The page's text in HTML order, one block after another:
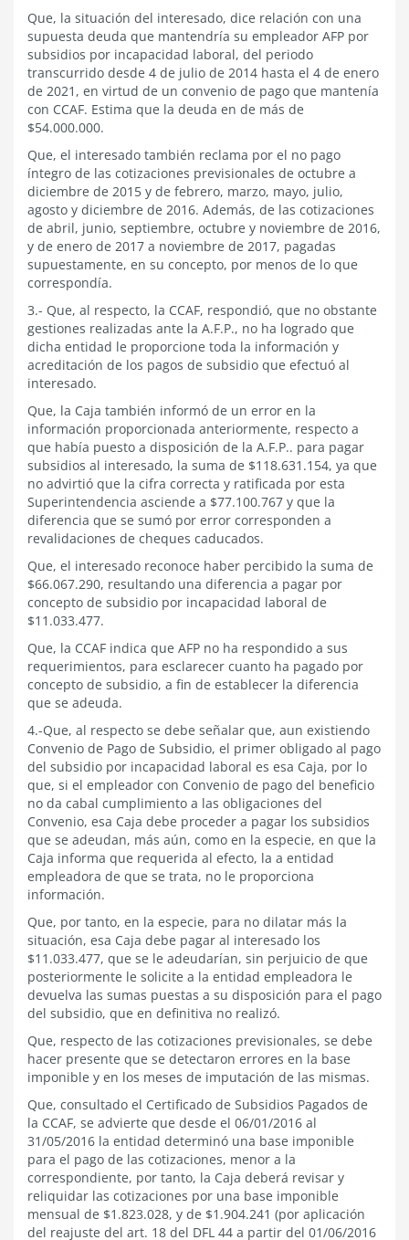
Que, la situación del interesado, dice relación con una
supuesta deuda que mantendría su empleador AFP por
subsidios por incapacidad laboral, del periodo
transcurrido desde 4 de julio de 2014 hasta el 4 de enero
de 2021, en virtud de un convenio de pago que mantenía
con CCAF. Estima que la deuda en de más de
$54.000.000.
Que, el interesado también reclama por el no pago
íntegro de las cotizaciones previsionales de octubre a
diciembre de 2015 y de febrero, marzo, mayo, julio,
agosto y diciembre de 2016. Además, de las cotizaciones
de abril, junio, septiembre, octubre y noviembre de 2016,
y de enero de 2017 a noviembre de 2017, pagadas
supuestamente, en su concepto, por menos de lo que
correspondía.
3.- Que, al respecto, la CCAF, respondió, que no obstante
gestiones realizadas ante la A.F.P., no ha logrado que
dicha entidad le proporcione toda la información y
acreditación de los pagos de subsidio que efectuó al
interesado.
Que, la Caja también informó de un error en la
información proporcionada anteriormente, respecto a
que había puesto a disposición de la A.F.P.. para pagar
subsidios al interesado, la suma de $118.631.154, ya que
no advirtió que la cifra correcta y ratificada por esta
Superintendencia asciende a $77.100.767 y que la
diferencia que se sumó por error corresponden a
revalidaciones de cheques caducados.
Que, el interesado reconoce haber percibido la suma de
$66.067.290, resultando una diferencia a pagar por
concepto de subsidio por incapacidad laboral de
$11.033.477.
Que, la CCAF indica que AFP no ha respondido a sus
requerimientos, para esclarecer cuanto ha pagado por
concepto de subsidio, a fin de establecer la diferencia
que se adeuda.
4.-Que, al respecto se debe señalar que, aun existiendo
Convenio de Pago de Subsidio, el primer obligado al pago
del subsidio por incapacidad laboral es esa Caja, por lo
que, si el empleador con Convenio de pago del beneficio
no da cabal cumplimiento a las obligaciones del
Convenio, esa Caja debe proceder a pagar los subsidios
que se adeudan, más aún, como en la especie, en que la
Caja informa que requerida al efecto, la a entidad
empleadora de que se trata, no le proporciona
información.
Que, por tanto, en la especie, para no dilatar más la
situación, esa Caja debe pagar al interesado los
$11.033.477, que se le adeudarían, sin perjuicio de que
posteriormente le solicite a la entidad empleadora le
devuelva las sumas puestas a su disposición para el pago
del subsidio, que en definitiva no realizó.
Que, respecto de las cotizaciones previsionales, se debe
hacer presente que se detectaron errores en la base
imponible y en los meses de imputación de las mismas.
Que, consultado el Certificado de Subsidios Pagados de
la CCAF, se advierte que desde el 06/01/2016 al
31/05/2016 la entidad determinó una base imponible
para el pago de las cotizaciones, menor a la
correspondiente, por tanto, la Caja deberá revisar y
reliquidar las cotizaciones por una base imponible
mensual de $1.823.028, y de $1.904.241 (por aplicación
del reajuste del art. 18 del DFL 44 a partir del 01/06/2016